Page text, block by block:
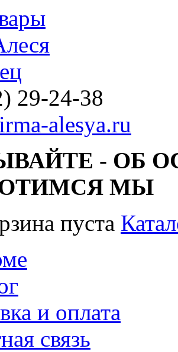
29-24-38
alesya.ru
- ОБ
МЫ
пуста
и оплата
связь